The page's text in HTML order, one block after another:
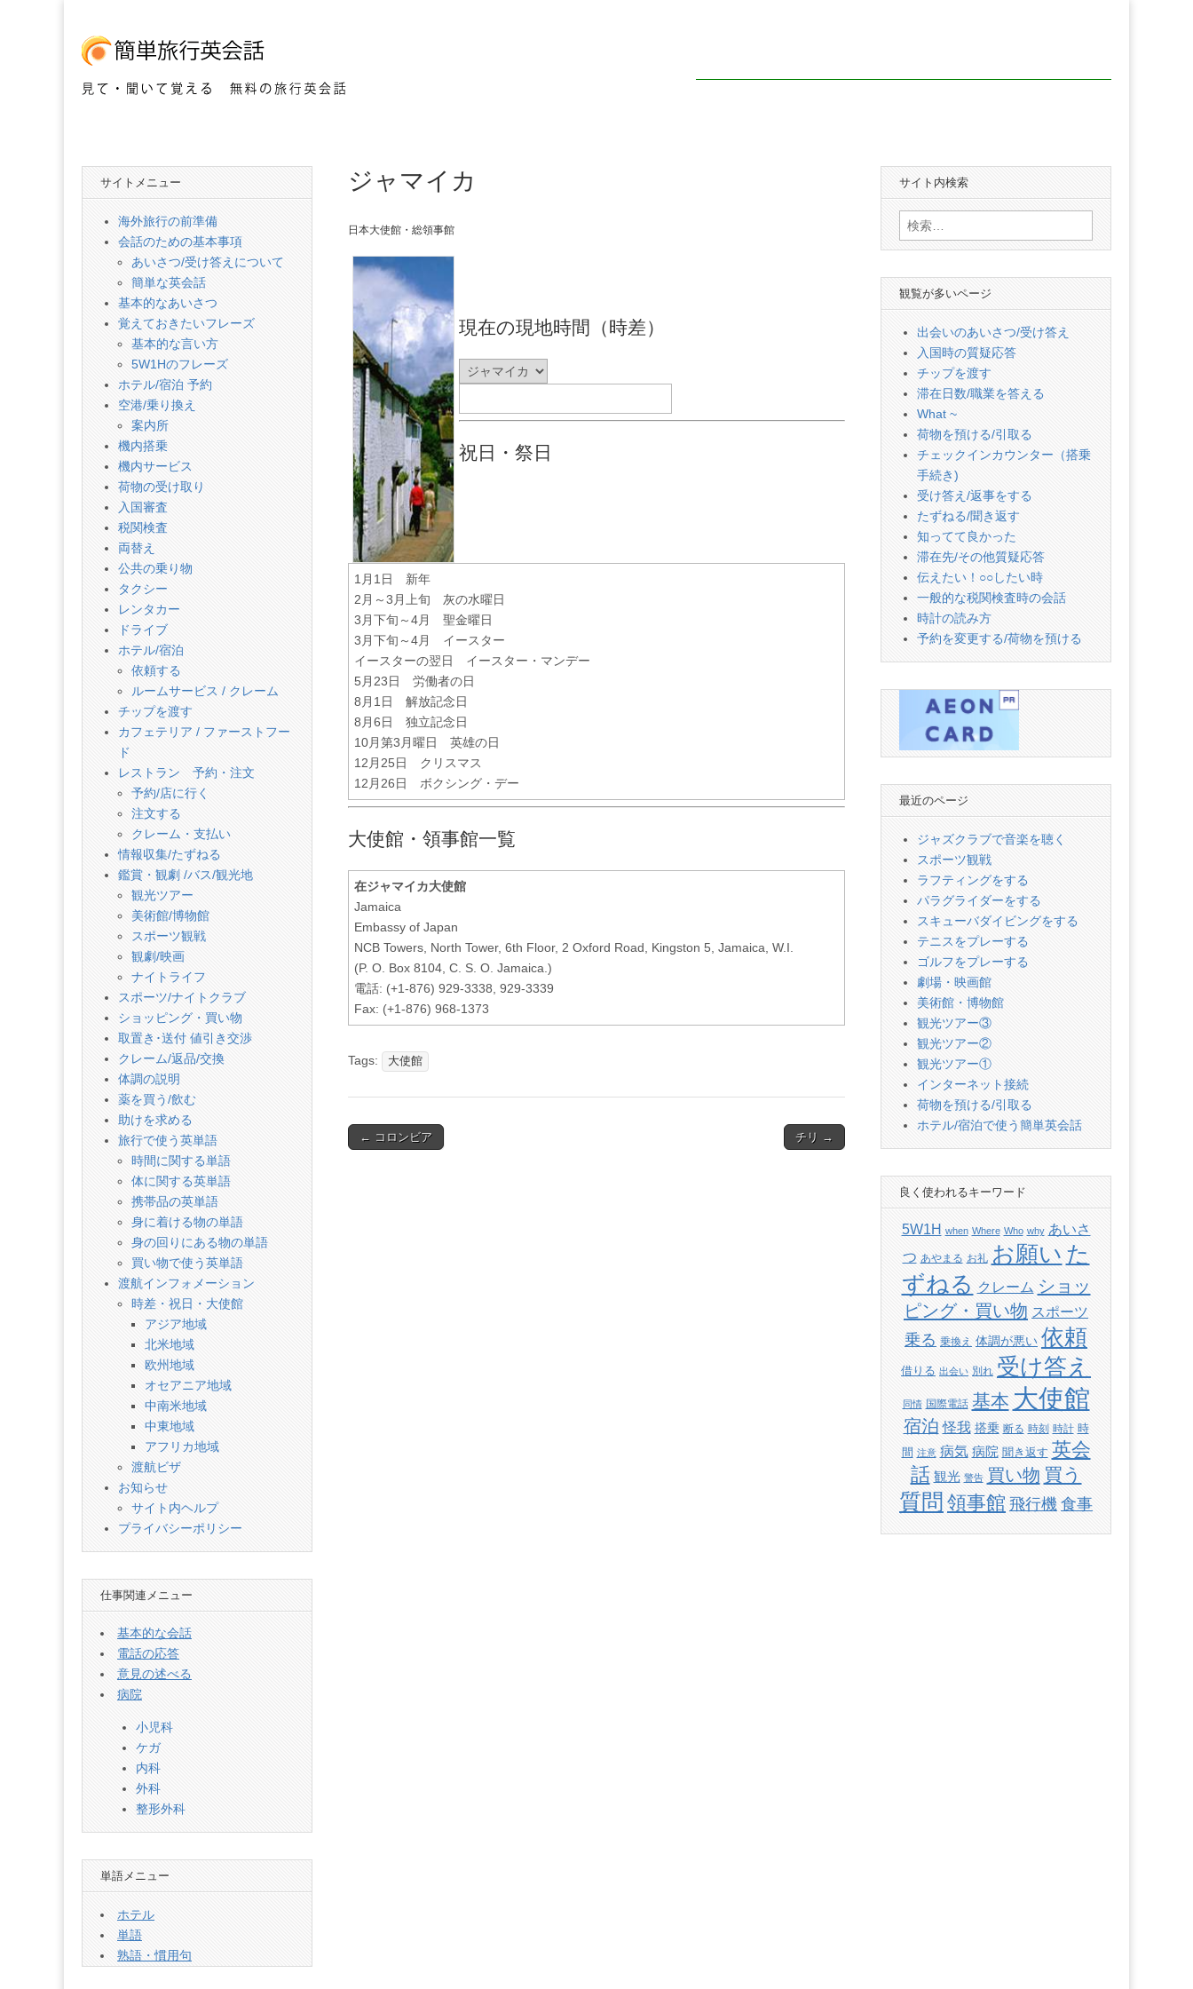
簡
単
旅
行
英
会
話
ジャマイカ
日本大使館・総領事館
現在の現地時間（時差）
祝日・祭日
1月1日 新年
2月～3月上旬 灰の水曜日
3月下旬～4月 聖金曜日
3月下旬～4月 イースター
イースターの翌日 イースター・マンデー
5月23日 労働者の日
8月1日 解放記念日
8月6日 独立記念日
10月第3月曜日 英雄の日
12月25日 クリスマス
12月26日 ボクシング・デー
大使館・領事館一覧
在ジャマイカ大使館
Jamaica
Embassy of Japan
NCB Towers, North Tower, 6th Floor, 2 Oxford Road, Kingston 5, Jamaica, W.I.
(P. O. Box 8104, C. S. O. Jamaica.)
電話: (+1-876) 929-3338, 929-3339
Fax: (+1-876) 968-1373
Tags: 大使館
Post
← コロンビア チリ →
サイトメニュー
海外旅行の前準備
会話のための基本事項
あいさつ/受け答えについて
簡単な英会話
基本的なあいさつ
覚えておきたいフレーズ
基本的な言い方
5W1Hのフレーズ
ホテル/宿泊 予約
空港/乗り換え
案内所
機内搭乗
機内サービス
荷物の受け取り
入国審査
税関検査
両替え
公共の乗り物
タクシー
レンタカー
ドライブ
ホテル/宿泊
依頼する
ルームサービス / クレーム
チップを渡す
カフェテリア / ファーストフー
ド
レストラン 予約・注文
予約/店に行く
注文する
クレーム・支払い
情報収集/たずねる
鑑賞・観劇 /バス/観光地
観光ツアー
美術館/博物館
スポーツ観戦
観劇/映画
ナイトライフ
スポーツ/ナイトクラブ
ショッピング・買い物
取置き･送付 値引き交渉
クレーム/返品/交換
体調の説明
薬を買う/飲む
助けを求める
旅行で使う英単語
時間に関する単語
体に関する英単語
携帯品の英単語
身に着ける物の単語
身の回りにある物の単語
買い物で使う英単語
渡航インフォメーション
時差・祝日・大使館
アジア地域
北米地域
欧州地域
オセアニア地域
中南米地域
中東地域
アフリカ地域
渡航ビザ
お知らせ
サイト内ヘルプ
プライバシーポリシー
仕事関連メニュー
基本的な会話
電話の応答
意見の述べる
病院
小児科
ケガ
内科
外科
整形外科
単語メニュー
ホテル
単語
熟語・慣用句
サイト内検索
検
索:
観覧が多いページ
出会いのあいさつ/受け答え
入国時の質疑応答
チップを渡す
滞在日数/職業を答える
What ~
荷物を預ける/引取る
チェックインカウンター（搭乗
手続き)
受け答え/返事をする
たずねる/聞き返す
知ってて良かった
滞在先/その他質疑応答
伝えたい！○○したい時
一般的な税関検査時の会話
時計の読み方
予約を変更する/荷物を預ける
最近のページ
ジャズクラブで音楽を聴く
スポーツ観戦
ラフティングをする
パラグライダーをする
スキューバダイビングをする
テニスをプレーする
ゴルフをプレーする
劇場・映画館
美術館・博物館
観光ツアー③
観光ツアー②
観光ツアー①
インターネット接続
荷物を預ける/引取る
ホテル/宿泊で使う簡単英会話
良く使われるキーワード
5W1H when Where Who why あいさ
つ あやまる お礼 お願い た
ずねる クレーム ショッ
ピング・買い物 スポーツ
乗る 乗換え 体調が悪い 依頼
借りる 出会い 別れ 受け答え
同情 国際電話 基本 大使館
宿泊 怪我 搭乗 断る 時刻 時計 時
間 注意 病気 病院 聞き返す 英会
話 観光 警告 買い物 買う
質問 領事館 飛行機 食事